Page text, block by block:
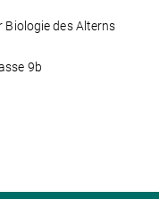
des Alterns
9b